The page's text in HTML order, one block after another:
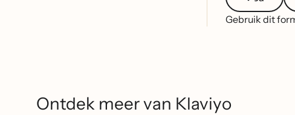
Gebruik dit
Ontdek meer van Klaviyo